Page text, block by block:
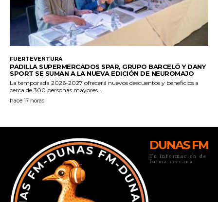
DUNAS FM
Tu informacion de
forma cercana